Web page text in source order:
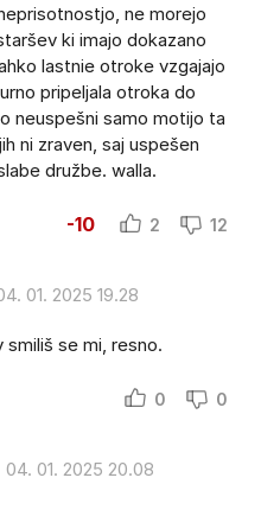
ne morejo
ki imajo dokazano
lastnie otroke vzgajajo
pripeljala otroka do
neuspešni samo motijo ta
ni zraven, saj uspešen
družbe. walla.
-10 2 12
01. 2025 19.28
smiliš se mi, resno.
0 0
04. 01. 2025 20.08